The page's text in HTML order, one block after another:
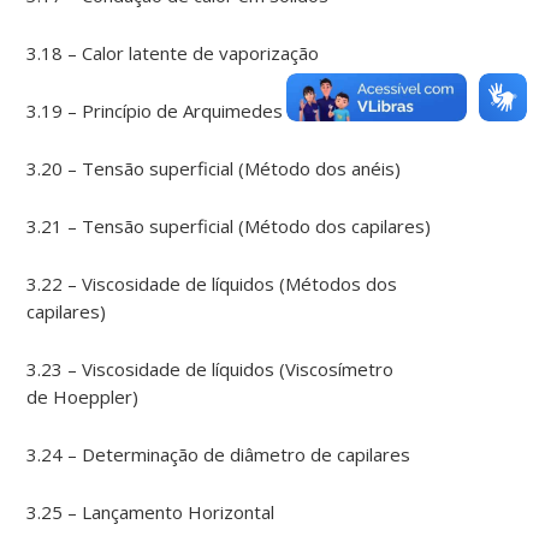
3.18 – Calor latente de vaporização
3.19 – Princípio de Arquimedes
3.20 – Tensão superficial (Método dos anéis)
3.21 – Tensão superficial (Método dos capilares)
3.22 – Viscosidade de líquidos (Métodos dos
capilares)
3.23 – Viscosidade de líquidos (Viscosímetro
de Hoeppler)
3.24 – Determinação de diâmetro de capilares
3.25 – Lançamento Horizontal